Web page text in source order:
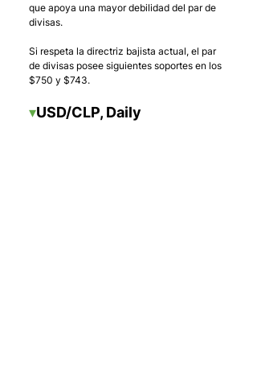
que apoya una mayor debilidad del par de
divisas.
Si respeta la directriz bajista actual, el par
de divisas posee siguientes soportes en los
$750 y $743.
▾USD/CLP, Daily